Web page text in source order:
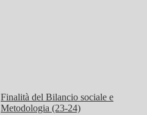
Finalità del Bilancio sociale e
Metodologia (23-24)